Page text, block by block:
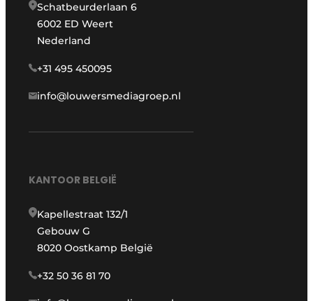
Schatbeurderlaan 6
6002 ED Weert
Nederland
+31 495 450095
info@louwersmediagroep.nl
KANTOOR BELGIË
Kapellestraat 132/1
Gebouw G
8020 Oostkamp België
+32 50 36 81 70